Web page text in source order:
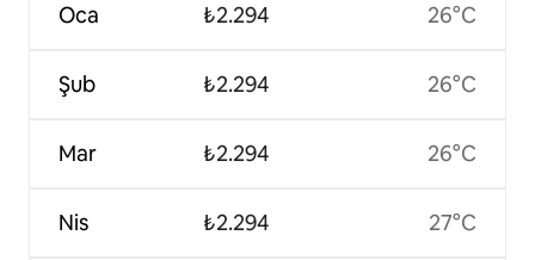
Oca
Şub
Mar
Nis
₺2.294
₺2.294
₺2.294
₺2.294
26°C
26°C
26°C
27°C